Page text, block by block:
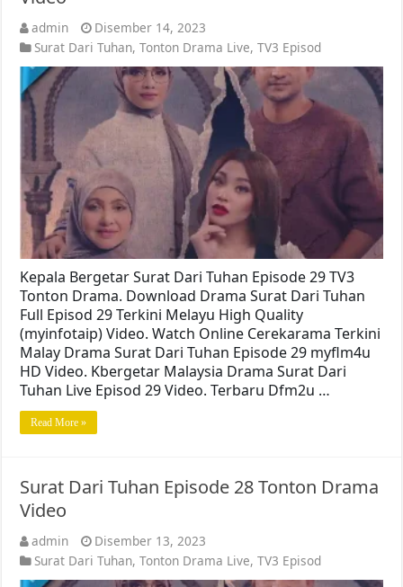
admin
Disember 14, 2023
Surat Dari Tuhan,Tonton Drama Live,TV3 Episod
Kepala Bergetar Surat Dari Tuhan Episode 29 TV3
Tonton Drama. Download Drama Surat Dari Tuhan
Full Episod 29 Terkini Melayu High Quality
(myinfotaip) Video. Watch Online Cerekarama Terkini
Malay Drama Surat Dari Tuhan Episode 29 myflm4u
HD Video. Kbergetar Malaysia Drama Surat Dari
Tuhan Live Episod 29 Video. Terbaru Dfm2u …
Read More »
Surat Dari Tuhan Episode 28 Tonton Drama
Video
admin
Disember 13, 2023
Surat Dari Tuhan,Tonton Drama Live,TV3 Episod